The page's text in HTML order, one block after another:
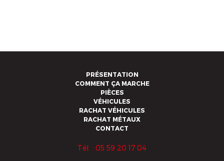
PRÉSENTATION
COMMENT ÇA MARCHE
PIÈCES
VÉHICULES
RACHAT VÉHICULES
RACHAT MÉTAUX
CONTACT
Tél. : 05 59 20 17 04